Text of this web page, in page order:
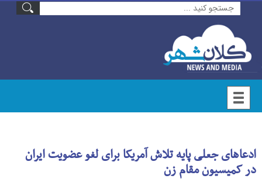
ادعاهای جعلی پایه تلاش آمریکا برای لغو عضویت ایران
در کمیسیون مقام زن